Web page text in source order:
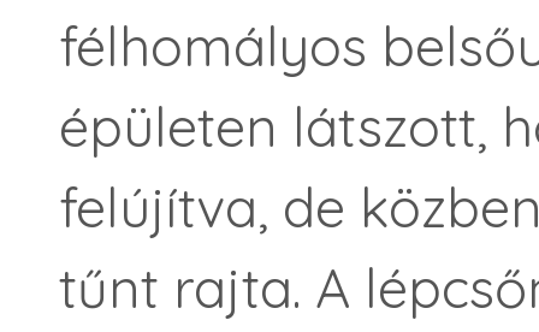
félhomályos
épületen látszott,
felújítva, de
tűnt rajta. A